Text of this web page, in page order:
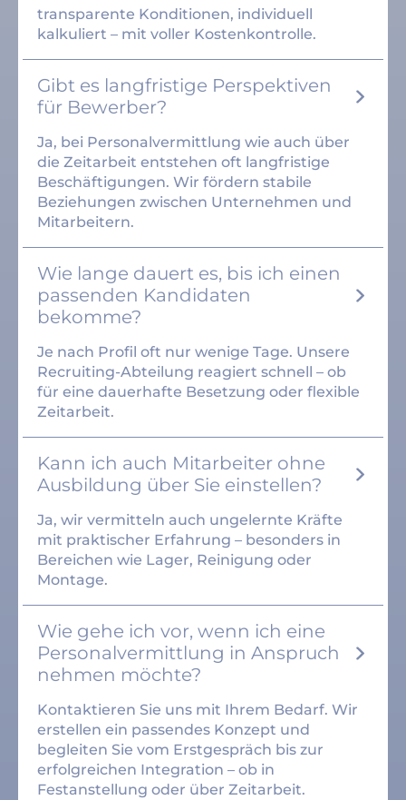
transparente Konditionen, individuell
kalkuliert – mit voller Kostenkontrolle.
Gibt es langfristige Perspektiven
für Bewerber?
Ja, bei Personalvermittlung wie auch über
die Zeitarbeit entstehen oft langfristige
Beschäftigungen. Wir fördern stabile
Beziehungen zwischen Unternehmen und
Mitarbeitern.
Wie lange dauert es, bis ich einen
passenden Kandidaten
bekomme?
Je nach Profil oft nur wenige Tage. Unsere
Recruiting-Abteilung reagiert schnell – ob
für eine dauerhafte Besetzung oder flexible
Zeitarbeit.
Kann ich auch Mitarbeiter ohne
Ausbildung über Sie einstellen?
Ja, wir vermitteln auch ungelernte Kräfte
mit praktischer Erfahrung – besonders in
Bereichen wie Lager, Reinigung oder
Montage.
Wie gehe ich vor, wenn ich eine
Personalvermittlung in Anspruch
nehmen möchte?
Kontaktieren Sie uns mit Ihrem Bedarf. Wir
erstellen ein passendes Konzept und
begleiten Sie vom Erstgespräch bis zur
erfolgreichen Integration – ob in
Festanstellung oder über Zeitarbeit.